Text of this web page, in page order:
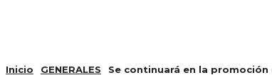
Inicio GENERALES Se continuará en la